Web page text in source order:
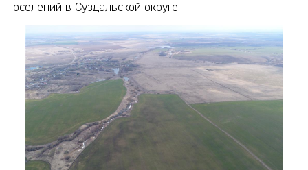
поселений в Суздальской округе.